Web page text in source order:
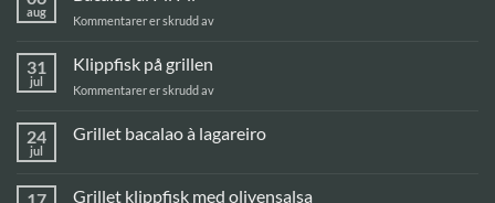
aug
Kommentarer er skrudd avfor
Pil
31
jul
Klippfisk på grillen
Kommentarer er skrudd avfor
grillen
24
jul
Grillet bacalao à lagareiro
Grillet
Grillet klippfisk med olivensalsa